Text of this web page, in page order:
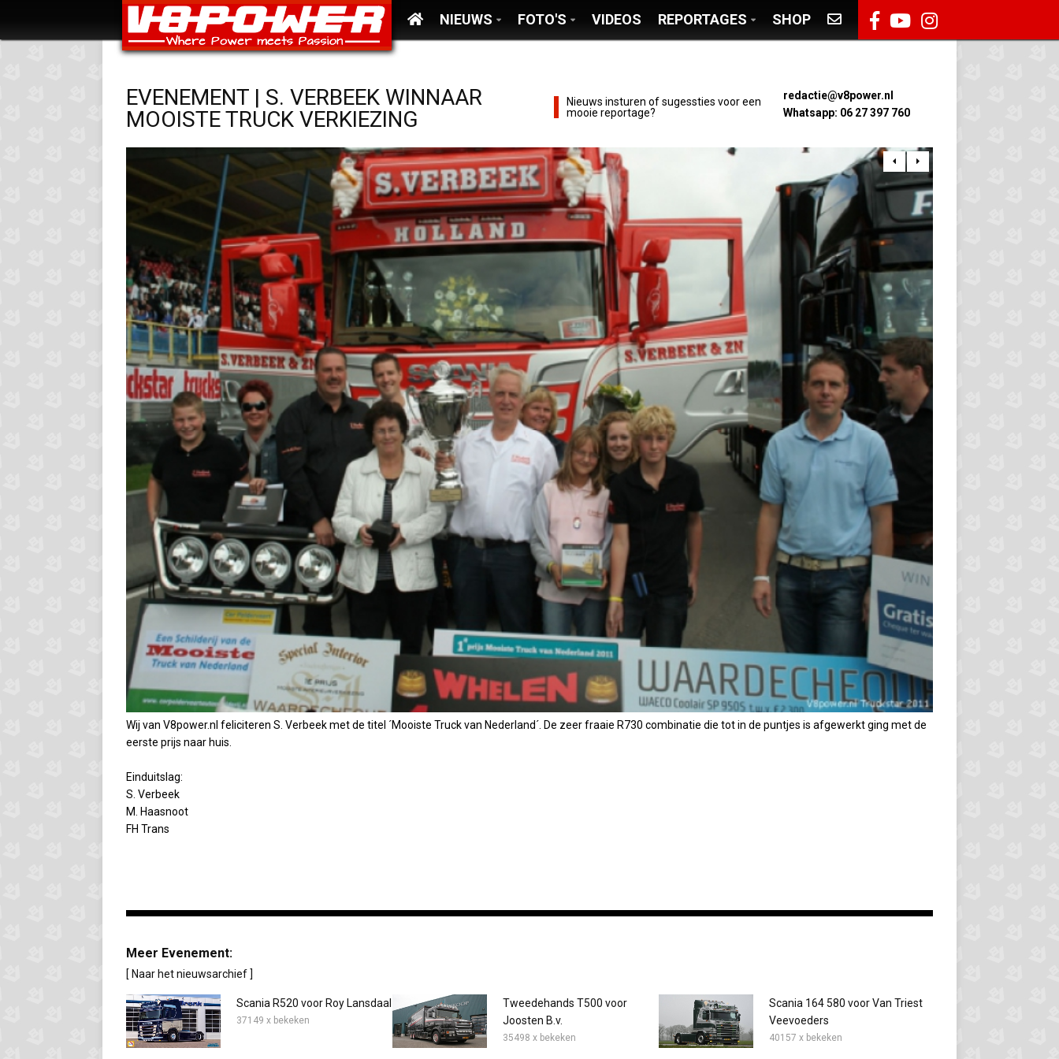
NIEUWS FOTO'S VIDEOS REPORTAGES SHOP
EVENEMENT | S. VERBEEK WINNAAR
MOOISTE TRUCK VERKIEZING
Nieuws insturen of sugessties voor een
mooie reportage?
redactie@v8power.nl
Whatsapp: 06 27 397 760
 
Wij van V8power.nl feliciteren S. Verbeek met de titel ´Mooiste Truck van Nederland´. De zeer fraaie R730 combinatie die tot in de puntjes is afgewerkt ging met de
eerste prijs naar huis.
Einduitslag:
S. Verbeek
M. Haasnoot
FH Trans
Meer Evenement:
[ Naar het nieuwsarchief ]
Scania R520 voor Roy Lansdaal
37149 x bekeken
Tweedehands T500 voor
Joosten B.v.
35498 x bekeken
Scania 164 580 voor Van Triest
Veevoeders
40157 x bekeken